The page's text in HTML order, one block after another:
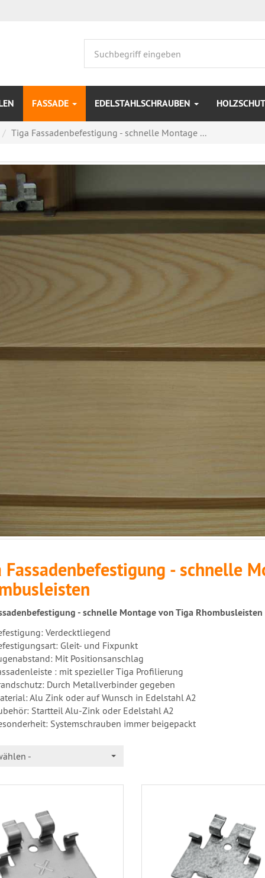
FASSADE EDELSTAHLSCHRAUBEN
Tiga Fassadenbefestigung - schnelle Montage ...
Fassadenbefestigung - schnelle
- schnelle Montage von Tiga Rhombusleisten
Verdecktliegend
Gleit- und Fixpunkt
Mit Positionsanschlag
: mit spezieller Tiga Profilierung
Durch Metallverbinder gegeben
Alu Zink oder auf Wunsch in Edelstahl A2
Startteil Alu-Zink oder Edelstahl A2
Systemschrauben immer beigepackt
-